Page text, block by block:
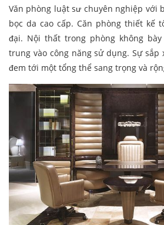
Văn phòng luật sư chuyên nghiệp với
bọc da cao cấp. Căn phòng thiết kế
đại. Nội thất trong phòng không
trung vào công năng sử dụng. Sự sắp
đem tới một tổng thể sang trọng và